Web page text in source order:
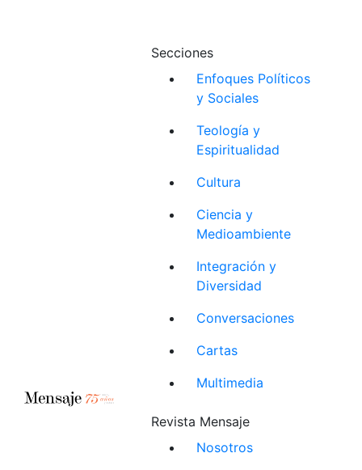
Secciones
Enfoques Políticos
y Sociales
Teología y
Espiritualidad
Cultura
Ciencia y
Medioambiente
Integración y
Diversidad
Conversaciones
Cartas
Multimedia
Revista Mensaje
Nosotros